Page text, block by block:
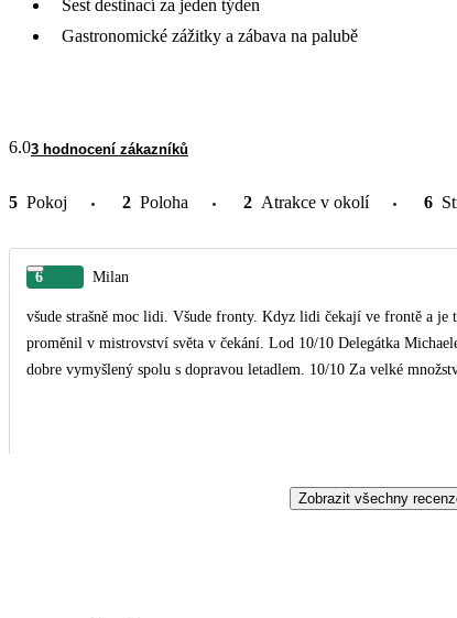
Šest destinací za jeden týden
Gastronomické zážitky a zábava na palubě
6.03 hodnocení zákazníků
5 Pokoj 2 Poloha 2 Atrakce v okolí 6
6 Milan
všude strašně moc lidi. Všude fronty. Kdyz lidi čekají ve frontě a
proměnil v mistrovství světa v čekání. Lod 10/10 Delegátka Michaele viznerova je opravdu na svém místě 30/10 zájezd sam o sobe je
dobre vymyšlený spolu s dopravou letadlem. 10/10 Za velké
Zobrazit všechny